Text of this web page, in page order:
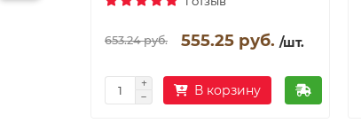
653.24 руб. 555.25 руб. /шт.
В корзину